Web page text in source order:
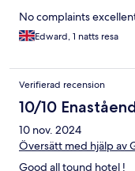
No complaints
Edward, 1 natts resa
Verifierad recension
10/10
10 nov. 2024
Översätt med hjälp av
Good all tound hotel !